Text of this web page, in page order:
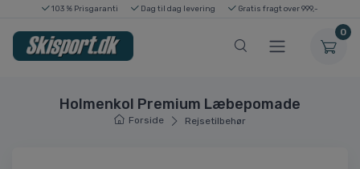
103 % Prisgaranti Dag til dag levering Gratis fragt over 999,-
0
Holmenkol Premium Læbepomade
Forside Rejsetilbehør